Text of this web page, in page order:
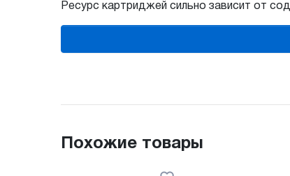
Ресурс картриджей сильно зависит от
Похожие товары